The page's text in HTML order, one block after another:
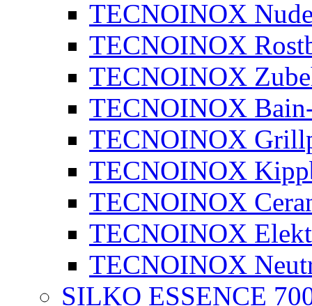
TECNOINOX
TECNOINOX
TECNOINOX
TECNOINOX
TECNOINOX
TECNOINOX
TECNOINOX
TECNOINOX
TECNOINOX
SILKO ESSENCE